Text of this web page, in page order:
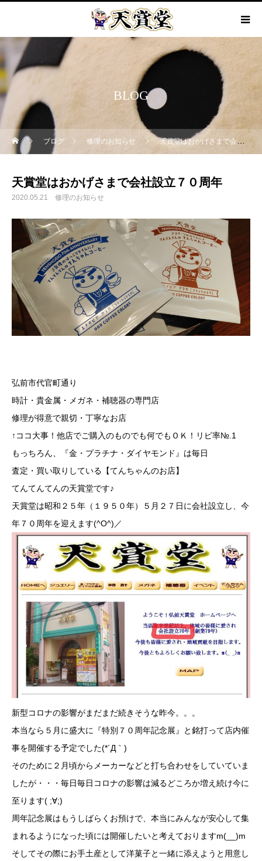
BLOG
ブログ 修理のお知らせ 天賞堂はおかげさまで会社設立７０周年
天賞堂はおかげさまで会社設立７０周年
2020.05.21 修理のお知らせ
弘前市代官町通り
時計・貴金属・メガネ・補聴器の専門店
修理が得意で親切・丁寧なお店
↑ココ大事！他店でご購入のものでも何でもＯＫ！リピ率№.1
もっちろん、『金・プラチナ・ダイヤモンド』は毎日
査定・買い取りしている【てんちゃんのお店】
てんてんてんの天賞堂です♪
天賞堂は昭和２５年（１９５０年）５月２７日に会社設立し、今
年７０周年を迎えます(^O^)／
新型コロナの影響がまだまだ続きそうな昨今。。。
本当なら５月に盛大に『特別７０周年記念展』と銘打って店内催
事を開催する予定でした(*´Д｀)
そのために２月頃からメーカーなどと打ち合わせをしていていま
したが・・・毎日毎日コロナの影響は減るどころか増え続け今に
至ります( ;∀;)
周年記念展はもうしばらくお預けで、本当にみんなが安心して集
まれるようになった頃には開催したいと考えておりますm(__)m
そしてその際にお手土産として洋菓子と一緒に添えようと用意し